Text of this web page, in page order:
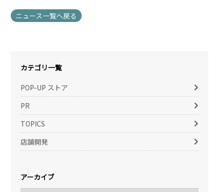
ニュース一覧へ戻る
カテゴリ一覧
POP-UP ストア
PR
TOPICS
店舗開発
アーカイブ